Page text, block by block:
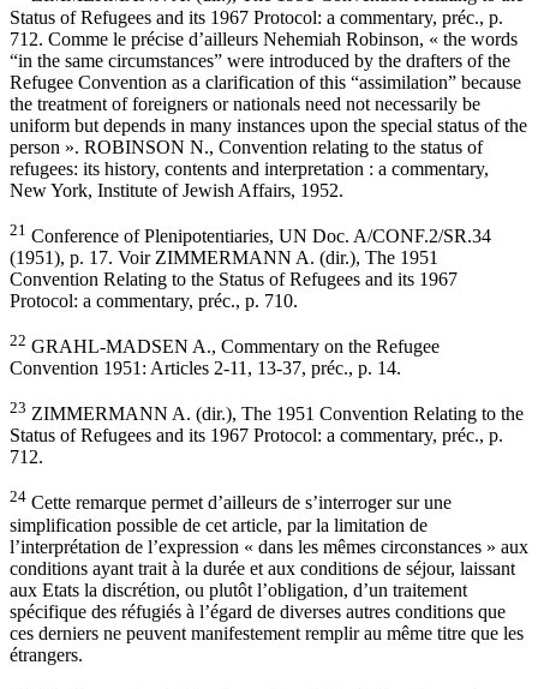
Status of Refugees and its 1967 Protocol: a commentary, préc., p.
712. Comme le précise d’ailleurs Nehemiah Robinson, « the words
“in the same circumstances” were introduced by the drafters of the
Refugee Convention as a clarification of this “assimilation” because
the treatment of foreigners or nationals need not necessarily be
uniform but depends in many instances upon the special status of the
person ». ROBINSON N., Convention relating to the status of
refugees: its history, contents and interpretation : a commentary,
New York, Institute of Jewish Affairs, 1952.
21 Conference of Plenipotentiaries, UN Doc. A/CONF.2/SR.34
(1951), p. 17. Voir ZIMMERMANN A. (dir.), The 1951
Convention Relating to the Status of Refugees and its 1967
Protocol: a commentary, préc., p. 710.
22 GRAHL-MADSEN A., Commentary on the Refugee
Convention 1951: Articles 2-11, 13-37, préc., p. 14.
23 ZIMMERMANN A. (dir.), The 1951 Convention Relating to the
Status of Refugees and its 1967 Protocol: a commentary, préc., p.
712.
24 Cette remarque permet d’ailleurs de s’interroger sur une
simplification possible de cet article, par la limitation de
l’interprétation de l’expression « dans les mêmes circonstances » aux
conditions ayant trait à la durée et aux conditions de séjour, laissant
aux Etats la discrétion, ou plutôt l’obligation, d’un traitement
spécifique des réfugiés à l’égard de diverses autres conditions que
ces derniers ne peuvent manifestement remplir au même titre que les
étrangers.